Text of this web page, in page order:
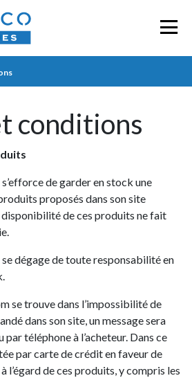
conditions
de garder en stock une
proposés dans son site
de ces produits ne fait
dégage de toute responsabilité en
se trouve dans l’impossibilité de
dans son site, un message sera
téléphone à l’acheteur. Dans ce
par carte de crédit en faveur de
de ces produits, y compris les